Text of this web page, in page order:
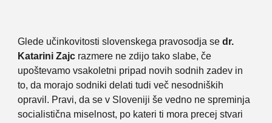
Glede učinkovitosti slovenskega pravosodja se dr.
Katarini Zajc razmere ne zdijo tako slabe, če
upoštevamo vsakoletni pripad novih sodnih zadev in
to, da morajo sodniki delati tudi več nesodniških
opravil. Pravi, da se v Sloveniji še vedno ne spreminja
socialistična miselnost, po kateri ti mora precej stvari